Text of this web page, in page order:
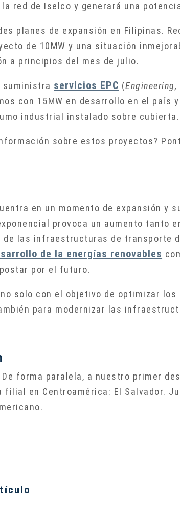
red de Iselco y generará una
planes de expansión en Filipinas.
de 10MW y una situación
a principios del mes de julio.
suministra servicios EPC (
con 15MW en desarrollo en el país
industrial instalado sobre cubierta.
sobre estos proyectos?
en un momento de expansión y
provoca un aumento tanto
de las infraestructuras de transporte
de la energías renovables
por el futuro.
solo con el objetivo de optimizar
para modernizar las
forma paralela, a nuestro primer
filial en Centroamérica: El Salvador.